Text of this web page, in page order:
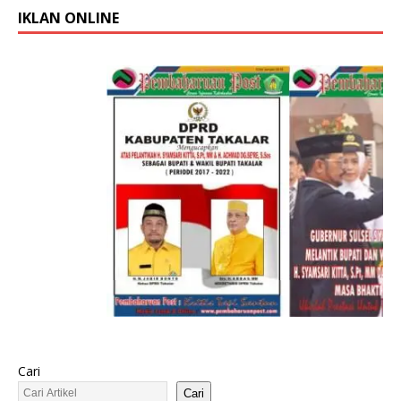
IKLAN ONLINE
Cari
Cari